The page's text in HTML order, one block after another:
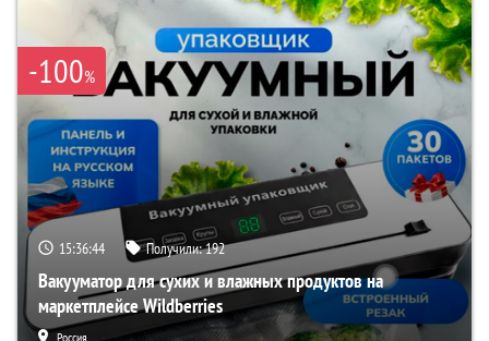
-100%
15:36:43 Получили:192
Вакууматор для сухих и влажных продуктов на
маркетплейсе Wildberries
Россия